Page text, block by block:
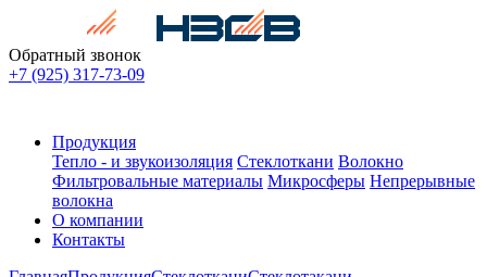
Обратный звонок
+7 (925) 317-73-09
Продукция
Тепло - и звукоизоляция Стеклоткани Волокно
Фильтровальные материалы Микросферы Непрерывные
волокна
О компании
Контакты